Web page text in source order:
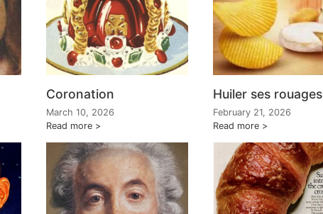
Coronation
March 10, 2026
Read more
Huiler ses rouages
February 21, 2026
Read more